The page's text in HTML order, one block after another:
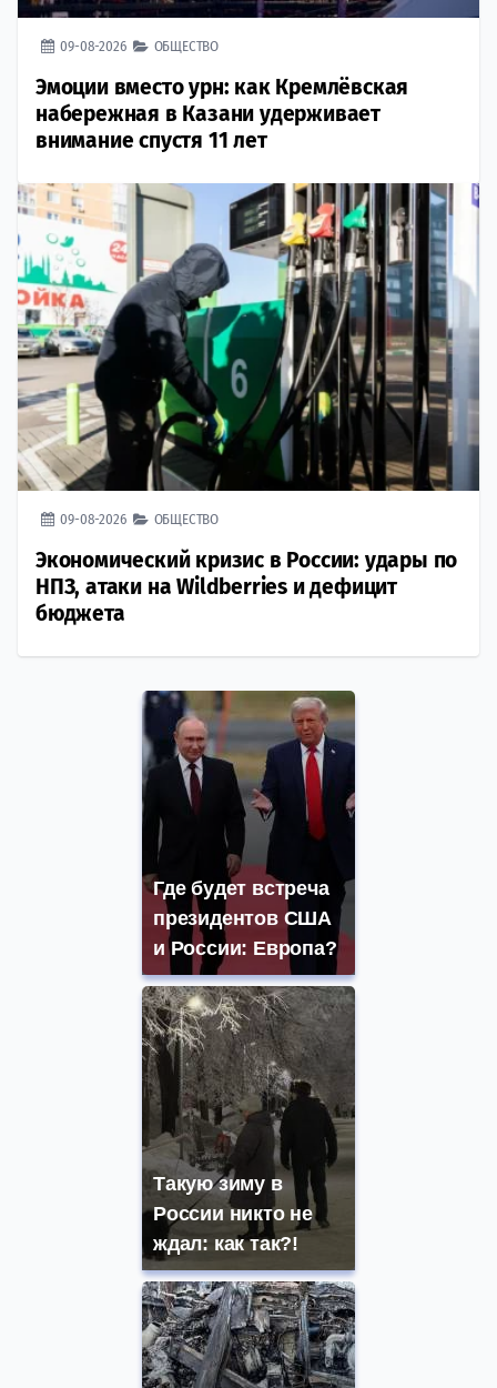
09-08-2026 ОБЩЕСТВО
Эмоции вместо урн: как Кремлёвская
набережная в Казани удерживает
внимание спустя 11 лет
09-08-2026 ОБЩЕСТВО
Экономический кризис в России: удары по
НПЗ, атаки на Wildberries и дефицит
бюджета
Где будет встреча
президентов США
и России: Европа?
Такую зиму в
России никто не
ждал: как так?!